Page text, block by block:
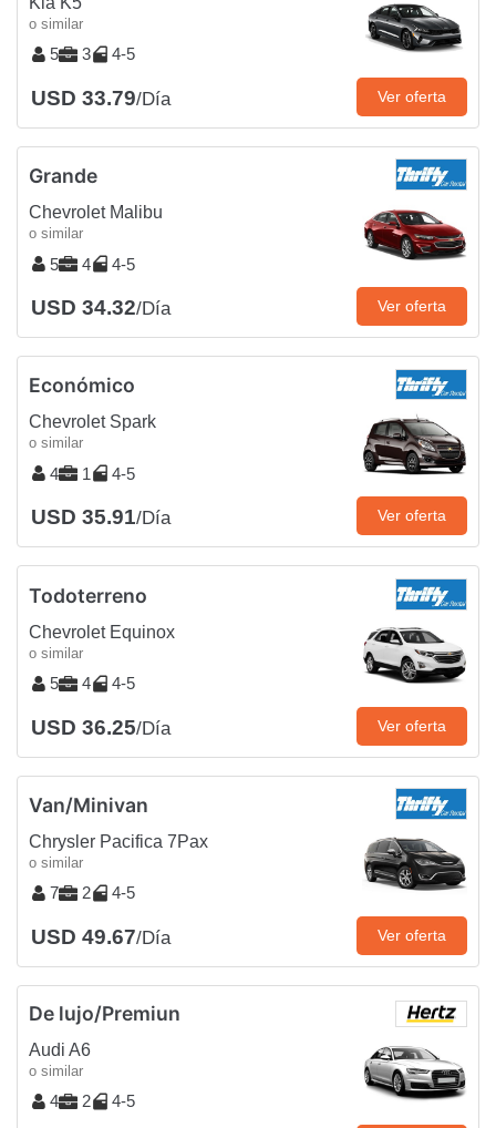
o similar
5 3 4-5
USD 33.79/Día Ver oferta
Grande
Chevrolet Malibu
o similar
5 4 4-5
USD 34.32/Día Ver oferta
Económico
Chevrolet Spark
o similar
4 1 4-5
USD 35.91/Día Ver oferta
Todoterreno
Chevrolet Equinox
o similar
5 4 4-5
USD 36.25/Día Ver oferta
Van/Minivan
Chrysler Pacifica 7Pax
o similar
7 2 4-5
USD 49.67/Día Ver oferta
De lujo/Premiun
Audi A6
o similar
4 2 4-5